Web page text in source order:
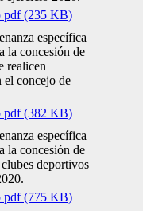
pdf (235 KB)
específica
la concesión de
realicen
el concejo de
pdf (382 KB)
específica
la concesión de
deportivos
pdf (775 KB)